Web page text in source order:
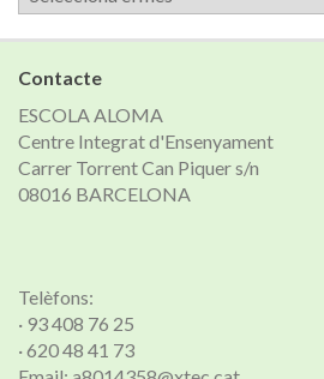
de
notícies
Contacte
ESCOLA ALOMA
Centre Integrat d'Ensenyament
Carrer Torrent Can Piquer s/n
08016 BARCELONA
Telèfons:
· 93 408 76 25
· 620 48 41 73